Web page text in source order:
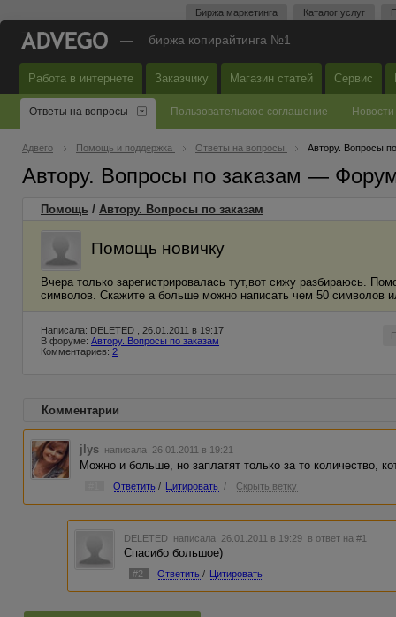
Биржа маркетинга Каталог услуг
— биржа копирайтинга №1
Работа в интернете Заказчику Магазин статей Сервис
Ответы на вопросы Пользовательское соглашение Новости
Адвего Помощь и поддержка Ответы на вопросы Автору. Вопросы
Автору. Вопросы по заказам —
Помощь / Автору. Вопросы по заказам
Помощь новичку
Вчера только зарегистрировалась тут,вот сижу разбираюсь.
символов. Скажите а больше можно написать чем 50 символов
Написала: DELETED , 26.01.2011 в 19:17
В форуме: Автору. Вопросы по заказам
Комментариев: 2
Комментарии
jlys написала 26.01.2011 в 19:21
Можно и больше, но заплатят только за то количество,
Ответить / Цитировать / Скрыть ветку
DELETED написала 26.01.2011 в 19:29 в ответ на #1
Спасибо большое)
#2 Ответить / Цитировать